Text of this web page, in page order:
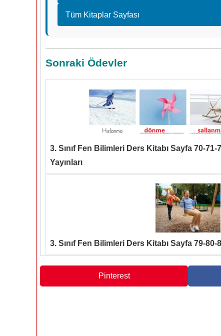
Tüm Kitaplar Sayfası
Sonraki Ödevler
3. Sınıf Fen Bilimleri Ders Kitabı Sayfa 70-71-
Yayınları
3. Sınıf Fen Bilimleri Ders Kitabı Sayfa 79-80-
Pinterest